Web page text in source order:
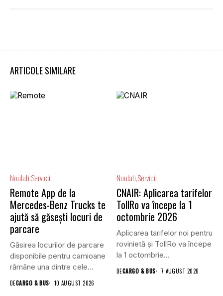
ARTICOLE SIMILARE
Noutati Servicii
Remote App de la
Mercedes-Benz Trucks te
ajută să găsești locuri de
parcare
Găsirea locurilor de parcare
disponibile pentru camioane
rămâne una dintre cele
DECARGO & BUS 10 AUGUST 2026
Noutati Servicii
CNAIR: Aplicarea tarifelor
TollRo va începe la 1
octombrie 2026
Aplicarea tarifelor noi pentru
rovinietă și TollRo va începe
la 1 octombrie...
DECARGO & BUS 7 AUGUST 2026